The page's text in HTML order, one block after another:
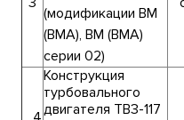
(модификации ВМ
(ВМА), ВМ (ВМА)
серии 02)
Конструкция
турбовального
двигателя ТВ3-117